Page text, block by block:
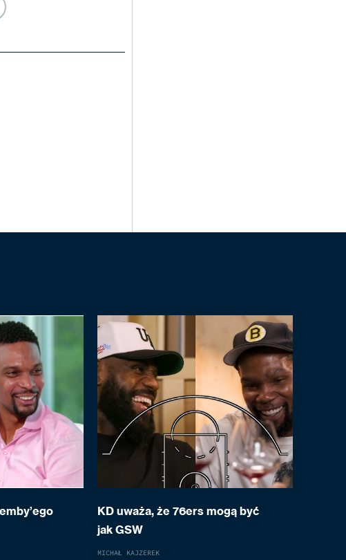
KD uważa, że 76ers mogą być
jak GSW
MICHAŁ KAJZEREK